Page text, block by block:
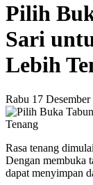
Pilih
Sari
Lebih
Rabu 17 Desember
Rasa tenang
Dengan membuka
dapat menyimpan